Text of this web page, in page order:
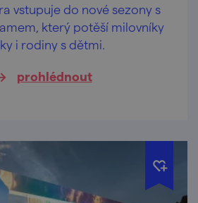
vstupuje do nové sezony s
který potěší milovníky
i rodiny s dětmi.
prohlédnout